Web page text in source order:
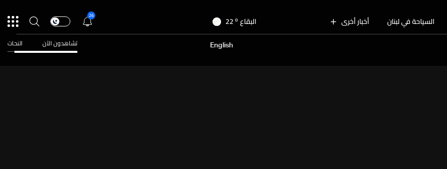
السياحة في لبنان أخبار أخرى البقاع 22 o
الجنوب 25o
25
26
English تشاهدون الآن النحات